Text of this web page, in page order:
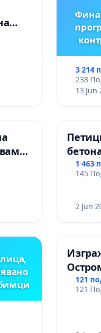
3 214
238
13 Jun
ще
1 463
145
2 Jun
121
121